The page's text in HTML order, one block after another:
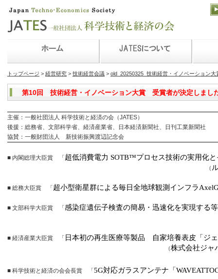
トップページ > 経営研究 > 技術経営会議 > old_20250325_技術経営・イノベーション大
第10回 技術経営・イノベーション大賞 受賞者が決定しまし
主催：一般社団法人 科学技術と経済の会（JATES）
後援：総務省、文部科学省、経済産業省、日本経済新聞社、日刊工業新聞社
協賛：一般財団法人 新技術振興渡辺記念会
■ 内閣総理大臣賞 「 超低消費電力 SOTB™プロセス技術の実用化
（
■ 総務大臣賞 「 超小型衛星群による毎日全地球観測インフラ
■ 文部科学大臣賞 「 感染症遺伝子検査の簡易・迅速化を実現する
■ 経済産業大臣賞 「 日本初の再生医療等製品 自家培養表皮「ジ
（株式会社ジャ
■ 科学技術と経済の会会長賞 「 5G対応ガラスアンテナ「